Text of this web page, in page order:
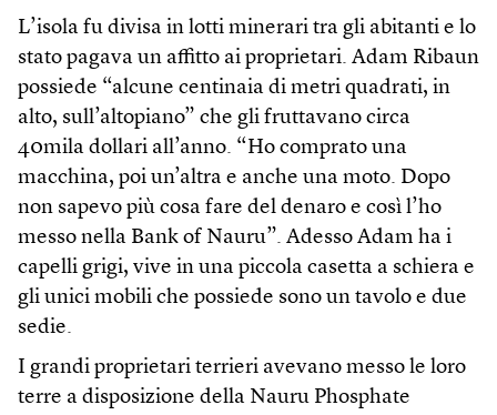
L’isola fu divisa in lotti minerari tra gli abitanti e lo
stato pagava un affitto ai proprietari. Adam Ribaun
possiede “alcune centinaia di metri quadrati, in
alto, sull’altopiano” che gli fruttavano circa
40mila dollari all’anno. “Ho comprato una
macchina, poi un’altra e anche una moto. Dopo
non sapevo più cosa fare del denaro e così l’ho
messo nella Bank of Nauru”. Adesso Adam ha i
capelli grigi, vive in una piccola casetta a schiera e
gli unici mobili che possiede sono un tavolo e due
sedie.
I grandi proprietari terrieri avevano messo le loro
terre a disposizione della Nauru Phosphate